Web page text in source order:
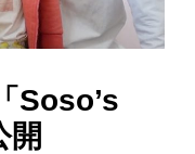
Soso’s
開